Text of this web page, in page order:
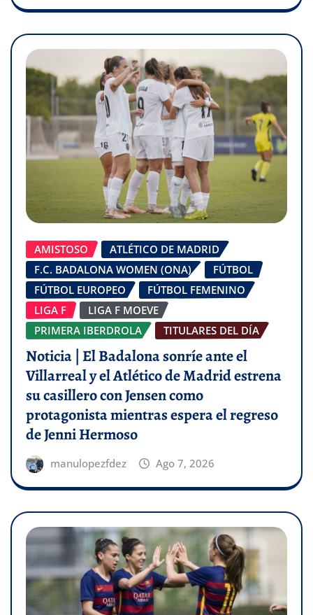
AMISTOSO
ATLÉTICO DE MADRID
F.C. BADALONA WOMEN (ONA)
FÚTBOL
FÚTBOL EUROPEO
FÚTBOL FEMENINO
LIGA F
LIGA F MOEVE
PRIMERA IBERDROLA
TITULARES DEL DÍA
Noticia | El Badalona sonríe ante el
Villarreal y el Atlético de Madrid estrena
su casillero con Jensen como
protagonista mientras espera el regreso
de Jenni Hermoso
manulopezfdez Ago 7, 2026